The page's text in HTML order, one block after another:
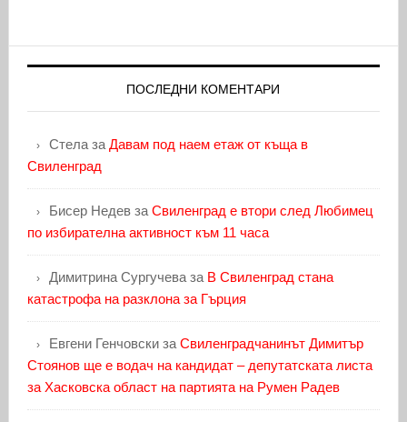
ПОСЛЕДНИ КОМЕНТАРИ
Стелаза Давам под наем етаж от къща в
Свиленград
Бисер Недевза Свиленград е втори след Любимец
по избирателна активност към 11 часа
Димитрина Сургучеваза В Свиленград стана
катастрофа на разклона за Гърция
Евгени Генчовскиза Свиленградчанинът Димитър
Стоянов ще е водач на кандидат – депутатската листа
за Хасковска област на партията на Румен Радев